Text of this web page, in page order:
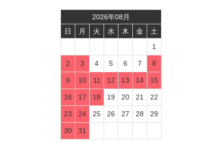
2026年08 月
日
月 火 水 木 金
土
1
2 3 4 5 6 7 8
9 10 11 12 13 14 15
16 17 18 19 20 21 22
23 24 25 26 27 28 29
30 31